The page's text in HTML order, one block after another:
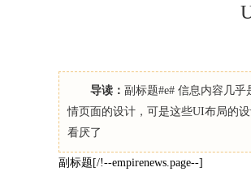
导读： 副标题#e# 信息内容几
情页面的设计，可是这些UI布局的
看厌了
副标题[/!--empirenews.page--]